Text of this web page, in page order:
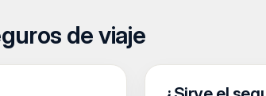
de viaje